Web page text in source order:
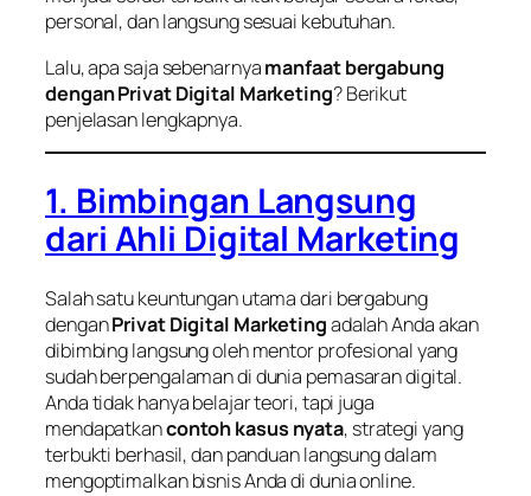
personal, dan langsung sesuai kebutuhan.
Lalu, apa saja sebenarnyamanfaat bergabung
dengan Privat Digital Marketing? Berikut
penjelasan lengkapnya.
1. Bimbingan Langsung
dari Ahli Digital Marketing
Salah satu keuntungan utama dari bergabung
denganPrivat Digital Marketingadalah Anda akan
dibimbing langsung oleh mentor profesional yang
sudah berpengalaman di dunia pemasaran digital.
Anda tidak hanya belajar teori, tapi juga
mendapatkancontoh kasus nyata, strategi yang
terbukti berhasil, dan panduan langsung dalam
mengoptimalkan bisnis Anda di dunia online.